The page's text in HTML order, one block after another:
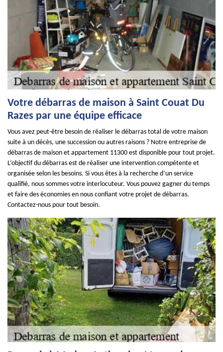
Votre débarras de maison à Saint Couat Du
Razes par une équipe efficace
Vous avez peut-être besoin de réaliser le débarras total de votre maison
suite à un décès, une succession ou autres raisons ? Notre entreprise de
débarras de maison et appartement 11300 est disponible pour tout projet.
L’objectif du débarras est de réaliser une intervention compétente et
organisée selon les besoins. Si vous êtes à la recherche d’un service
qualifié, nous sommes votre interlocuteur. Vous pouvez gagner du temps
et faire des économies en nous confiant votre projet de débarras.
Contactez-nous pour tout besoin.